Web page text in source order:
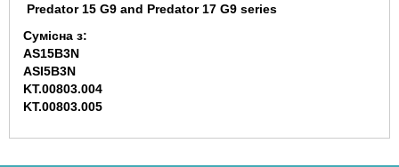
Predator 15 G9 and Predator 17 G9 series
Сумісна з:
AS15B3N
ASI5B3N
KT.00803.004
KT.00803.005